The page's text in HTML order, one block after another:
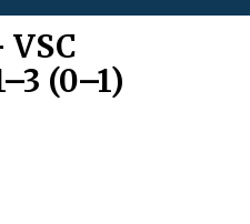
VSC
(0–1)